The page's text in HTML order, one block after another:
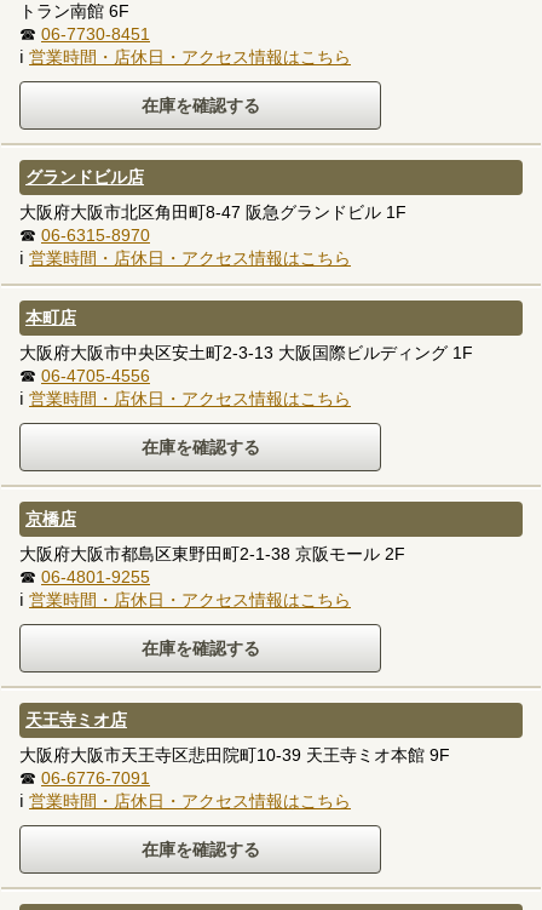
トラン南館 6F
☎ 06-7730-8451
ℹ 営業時間・店休日・アクセス情報はこちら
グランドビル店
大阪府大阪市北区角田町8-47 阪急グランドビル 1F
☎ 06-6315-8970
ℹ 営業時間・店休日・アクセス情報はこちら
本町店
大阪府大阪市中央区安土町2-3-13 大阪国際ビルディング 1F
☎ 06-4705-4556
ℹ 営業時間・店休日・アクセス情報はこちら
京橋店
大阪府大阪市都島区東野田町2-1-38 京阪モール 2F
☎ 06-4801-9255
ℹ 営業時間・店休日・アクセス情報はこちら
天王寺ミオ店
大阪府大阪市天王寺区悲田院町10-39 天王寺ミオ本館 9F
☎ 06-6776-7091
ℹ 営業時間・店休日・アクセス情報はこちら